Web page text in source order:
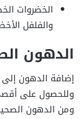
الخضروات
والفلفل
الدهون
إضافة الدهون إلى
وللحصول على
ومن الدهون